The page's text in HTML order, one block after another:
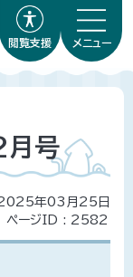
閲覧支援 メニュー
月号
2025年03月25日
ページID : 2582